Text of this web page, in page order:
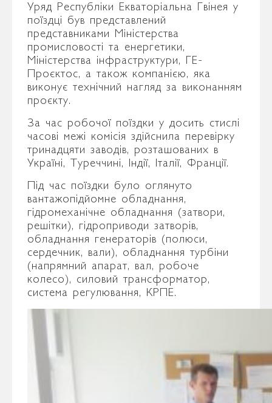
Уряд Республіки Екваторіальна Гвінея у
поїздці був представлений
представниками Міністерства
промисловості та енергетики,
Міністерства інфраструктури, ГЕ-
Проєктос, а також компанією, яка
виконує технічний нагляд за виконанням
проєкту.
За час робочої поїздки у досить стислі
часові межі комісія здійснила перевірку
тринадцяти заводів, розташованих в
Україні, Туреччині, Індії, Італії, Франції.
Під час поїздки було оглянуто
вантажопідйомне обладнання,
гідромеханічне обладнання (затвори,
решітки), гідроприводи затворів,
обладнання генераторів (полюси,
сердечник, вали), обладнання турбіни
(напрямний апарат, вал, робоче
колесо), силовий трансформатор,
система регулювання, КРПЕ.